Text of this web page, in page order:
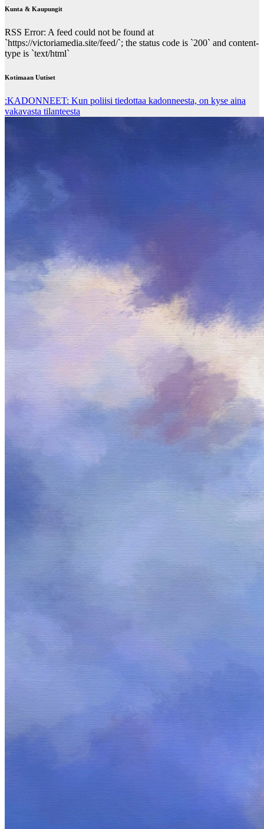
Kunta & Kaupungit
RSS Error: A feed could not be found at
`https://victoriamedia.site/feed/`; the status code is `200` and content-
type is `text/html`
Kotimaan Uutiset
:KADONNEET: Kun poliisi tiedottaa kadonneesta, on kyse aina
vakavasta tilanteesta